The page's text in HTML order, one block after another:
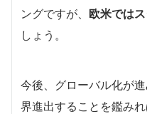
ングですが、 欧米では
しょう。
今後、グローバル化が
界進出することを鑑み